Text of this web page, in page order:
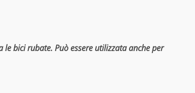
le bici rubate. Può essere utilizzata anche per